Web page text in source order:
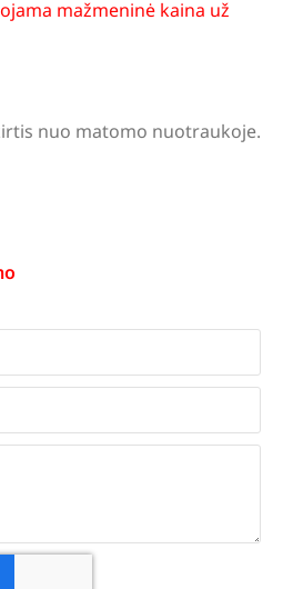
mažmeninė kaina už
nuo matomo nuotraukoje.